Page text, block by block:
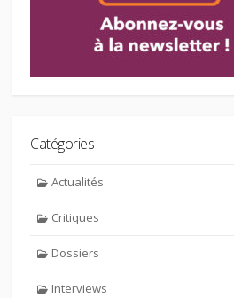
Catégories
Actualités
Critiques
Dossiers
Interviews